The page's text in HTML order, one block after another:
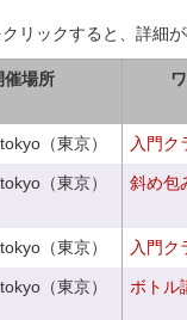
リックすると、詳細
催場所
（東京） 入門ク
（東京） 斜め包
（東京） 入門ク
（東京） ボトル